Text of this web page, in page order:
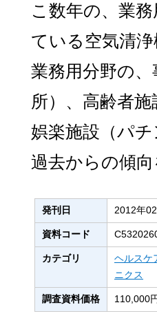
こ数年の、業
ている空気清
業務用分野の
所）、高齢者
娯楽施設（パ
過去からの傾
発刊日 2012年
資料コード
カテゴリ
ヘルスケ
ニクス
調査資料価格 110,000